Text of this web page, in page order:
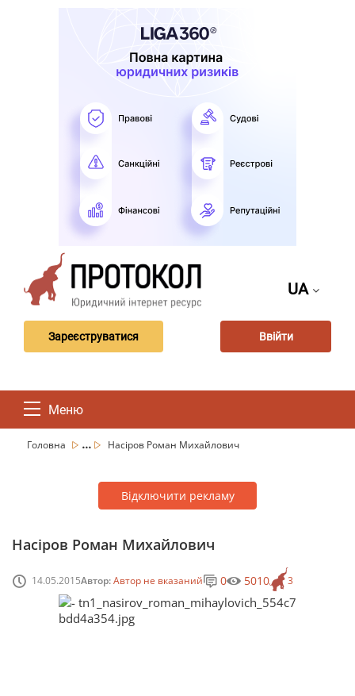
UA
Зареєструватися Ввійти
Меню
Головна ... Насіров Роман Михайлович
Відключити рекламу
Насіров Роман Михайлович
14.05.2015Автор:Автор не вказаний 3
0 5010